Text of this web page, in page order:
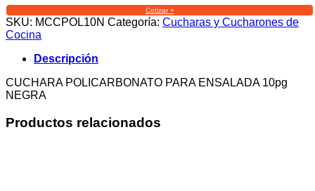
Cotizar +
SKU: MCCPOL10N Categoría: Cucharas y Cucharones de
Cocina
Descripción
CUCHARA POLICARBONATO PARA ENSALADA 10pg
NEGRA
Productos relacionados